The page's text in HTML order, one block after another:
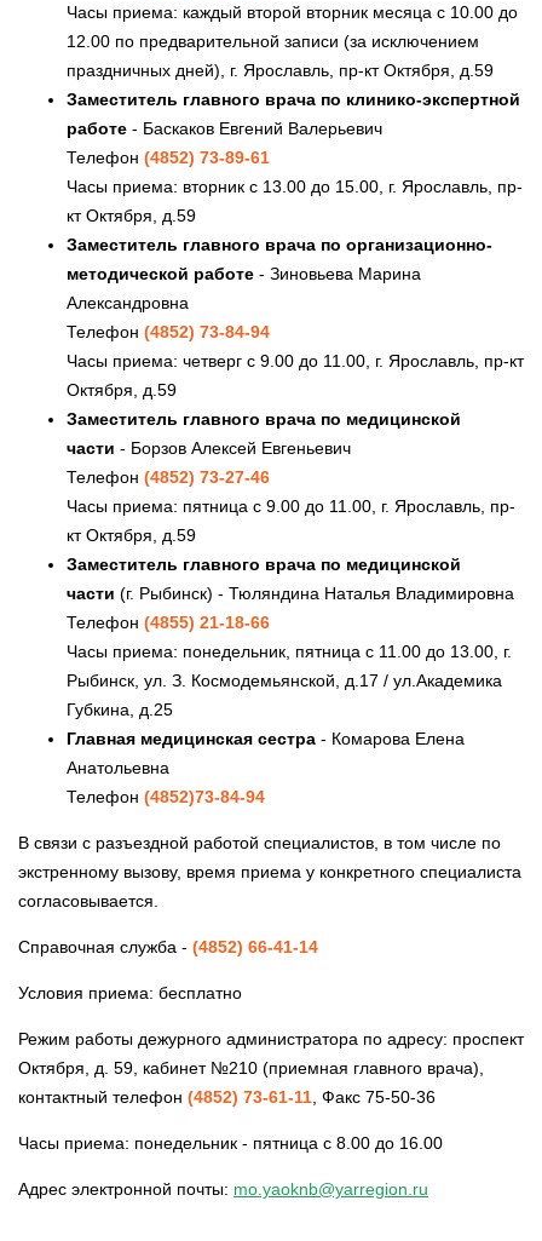
Часы приема: каждый второй вторник месяца с 10.00 до
12.00 по предварительной записи (за исключением
праздничных дней), г. Ярославль, пр-кт Октября, д.59
Заместитель главного врача по клинико-экспертной
работе - Баскаков Евгений Валерьевич
Телефон (4852) 73-89-61
Часы приема: вторник с 13.00 до 15.00, г. Ярославль, пр-
кт Октября, д.59
Заместитель главного врача по организационно-
методической работе - Зиновьева Марина
Александровна
Телефон (4852) 73-84-94
Часы приема: четверг с 9.00 до 11.00, г. Ярославль, пр-кт
Октября, д.59
Заместитель главного врача по медицинской
части - Борзов Алексей Евгеньевич
Телефон (4852) 73-27-46
Часы приема: пятница с 9.00 до 11.00, г. Ярославль, пр-
кт Октября, д.59
Заместитель главного врача по медицинской
части (г. Рыбинск) - Тюляндина Наталья Владимировна
Телефон (4855) 21-18-66
Часы приема: понедельник, пятница с 11.00 до 13.00, г.
Рыбинск, ул. З. Космодемьянской, д.17 / ул.Академика
Губкина, д.25
Главная медицинская сестра - Комарова Елена
Анатольевна
Телефон (4852)73-84-94
В связи с разъездной работой специалистов, в том числе по
экстренному вызову, время приема у конкретного специалиста
согласовывается.
Справочная служба - (4852) 66-41-14
Условия приема: бесплатно
Режим работы дежурного администратора по адресу: проспект
Октября, д. 59, кабинет №210 (приемная главного врача),
контактный телефон (4852) 73-61-11 , Факс 75-50-36
Часы приема: понедельник - пятница с 8.00 до 16.00
Адрес электронной почты: mo.yaoknb@yarregion.ru